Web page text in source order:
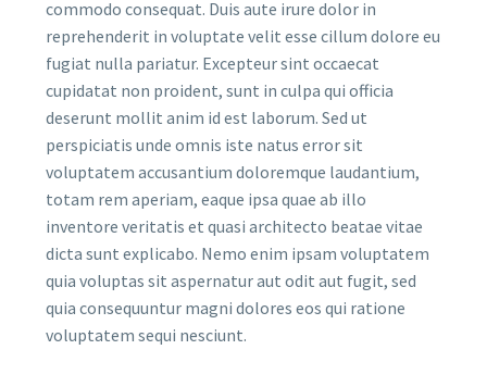
commodo consequat. Duis aute irure dolor in
reprehenderit in voluptate velit esse cillum dolore eu
fugiat nulla pariatur. Excepteur sint occaecat
cupidatat non proident, sunt in culpa qui officia
deserunt mollit anim id est laborum. Sed ut
perspiciatis unde omnis iste natus error sit
voluptatem accusantium doloremque laudantium,
totam rem aperiam, eaque ipsa quae ab illo
inventore veritatis et quasi architecto beatae vitae
dicta sunt explicabo. Nemo enim ipsam voluptatem
quia voluptas sit aspernatur aut odit aut fugit, sed
quia consequuntur magni dolores eos qui ratione
voluptatem sequi nesciunt.